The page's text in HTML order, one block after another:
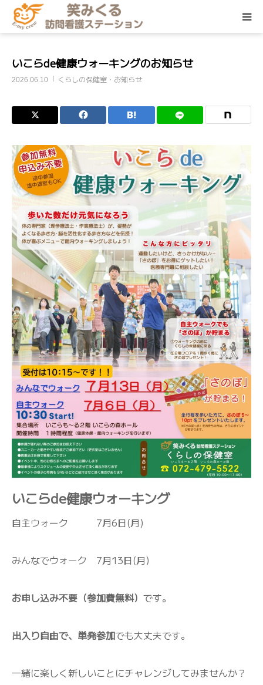
いこらde健康ウォーキングのお知らせ
2026.06.10 くらしの保健室・お知らせ
いこらde健康ウォーキング
自主ウォーク 7月6日(月)
みんなでウォーク 7月13日(月)
お申し込み不要（参加費無料） です。
出入り自由で、単発参加でも大丈夫です。
一緒に楽しく新しいことにチャレンジしてみませんか？
訪問エリア
ご利用料金
ご利用の流れ
くらしの保健室
その他メニュー